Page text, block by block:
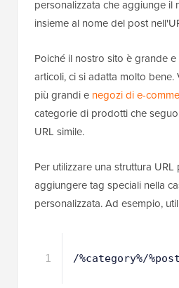
personalizzata che aggiunge il
insieme al nome del post
Poiché il nostro sito è grande
articoli, ci si adatta molto
più grandi e negozi di e-
categorie di prodotti che
URL simile.
Per utilizzare una struttura
aggiungere tag speciali nella
personalizzata. Ad esempio,
1 /%category%/